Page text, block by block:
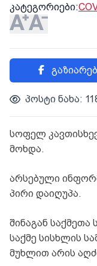
კატეგორიები:
პოსტი ნახა:
სოფელ
მოხდა.
არსებული
პირი დაიღუპა.
შინაგან
საქმე სისხლის
მუხლით არის